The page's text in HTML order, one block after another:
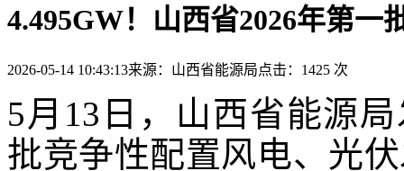
4.495GW！山西省2026年第
2026-05-14 10:43:13来源：山西省能源局点击：1425 次
5月13日，山西省能源
批竞争性配置风电、光